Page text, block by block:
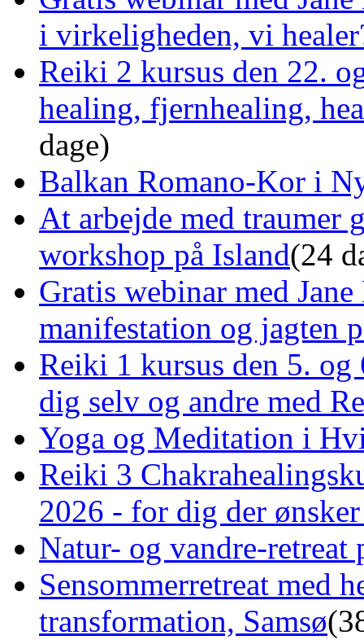
i virkeligheden, vi
Reiki 2 kursus den 22.
healing, fjernhealing,
dage)
Balkan Romano-Kor i
At arbejde med traumer
workshop på Island(24
Gratis webinar med
manifestation og jagten
Reiki 1 kursus den 5.
dig selv og andre med
Yoga og Meditation i
Reiki 3
2026 - for dig der
Natur- og vandre-retreat
Sensommerretreat med
transformation, Samsø